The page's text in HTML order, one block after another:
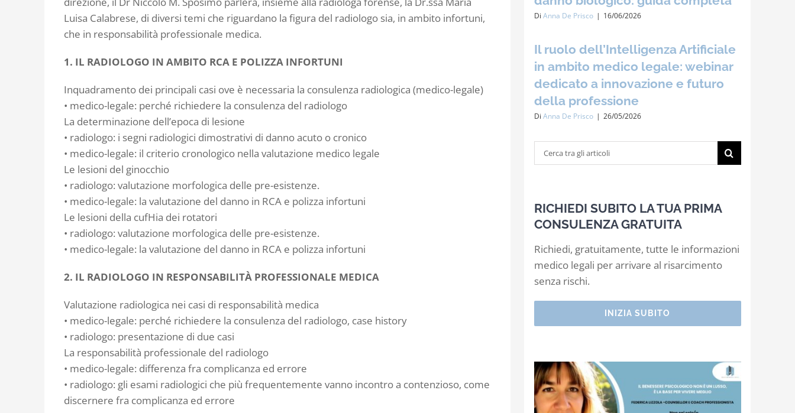
Luisa Calabrese, di diversi temi che riguardano la figura del radiologo sia, in ambito infortuni,
che in responsabilità professionale medica.
1. IL RADIOLOGO IN AMBITO RCA E POLIZZA INFORTUNI
Inquadramento dei principali casi ove è necessaria la consulenza radiologica (medico-legale)
• medico-legale: perché richiedere la consulenza del radiologo
La determinazione dell’epoca di lesione
• radiologo: i segni radiologici dimostrativi di danno acuto o cronico
• medico-legale: il criterio cronologico nella valutazione medico legale
Le lesioni del ginocchio
• radiologo: valutazione morfologica delle pre-esistenze.
• medico-legale: la valutazione del danno in RCA e polizza infortuni
Le lesioni della cufHia dei rotatori
• radiologo: valutazione morfologica delle pre-esistenze.
• medico-legale: la valutazione del danno in RCA e polizza infortuni
2. IL RADIOLOGO IN RESPONSABILITÀ PROFESSIONALE MEDICA
Valutazione radiologica nei casi di responsabilità medica
• medico-legale: perché richiedere la consulenza del radiologo, case history
• radiologo: presentazione di due casi
La responsabilità professionale del radiologo
• medico-legale: differenza fra complicanza ed errore
• radiologo: gli esami radiologici che più frequentemente vanno incontro a contenzioso, come
discernere fra complicanza ed errore
Di Anna De Prisco | 16/06/2026
Il ruolo dell’Intelligenza Artificiale
in ambito medico legale: webinar
dedicato a innovazione e futuro
della professione
Di Anna De Prisco | 26/05/2026
Cerca
per:
RICHIEDI SUBITO LA TUA PRIMA
CONSULENZA GRATUITA
Richiedi, gratuitamente, tutte le informazioni
medico legali per arrivare al risarcimento
senza rischi.
INIZIA SUBITO